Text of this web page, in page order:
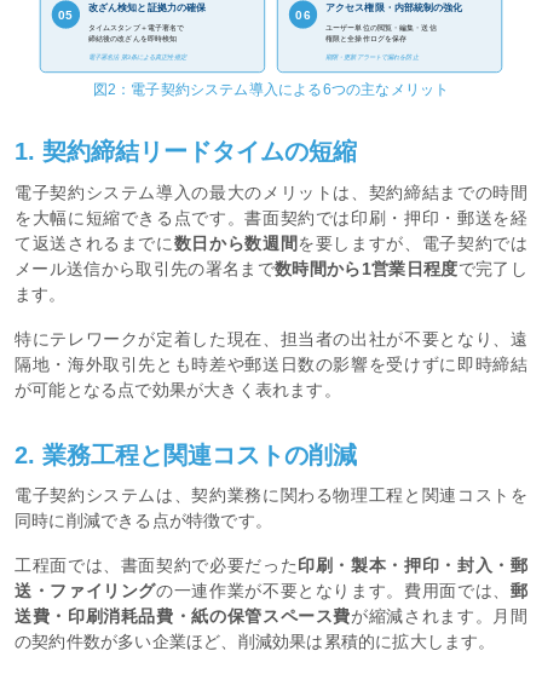
05
改ざん検知と証拠力の確保
タイムスタンプ＋電子署名で
締結後の改ざんを即時検知
電子署名法 第3条による真正性推定
06
アクセス権限・内部統制の強化
ユーザー単位の閲覧・編集・送信
権限と全操作ログを保存
期限・更新アラートで漏れを防止
図2：電子契約システム導入による6つの主なメリット
1. 契約締結リードタイムの短縮
電子契約システム導入の最大のメリットは、契約締結までの時間
を大幅に短縮できる点です。書面契約では印刷・押印・郵送を経
て返送されるまでに数日から数週間を要しますが、電子契約では
メール送信から取引先の署名まで数時間から1営業日程度で完了し
ます。
特にテレワークが定着した現在、担当者の出社が不要となり、遠
隔地・海外取引先とも時差や郵送日数の影響を受けずに即時締結
が可能となる点で効果が大きく表れます。
2. 業務工程と関連コストの削減
電子契約システムは、契約業務に関わる物理工程と関連コストを
同時に削減できる点が特徴です。
工程面では、書面契約で必要だった印刷・製本・押印・封入・郵
送・ファイリングの一連作業が不要となります。費用面では、 郵
送費・印刷消耗品費・紙の保管スペース費が縮減されます。月間
の契約件数が多い企業ほど、削減効果は累積的に拡大します。